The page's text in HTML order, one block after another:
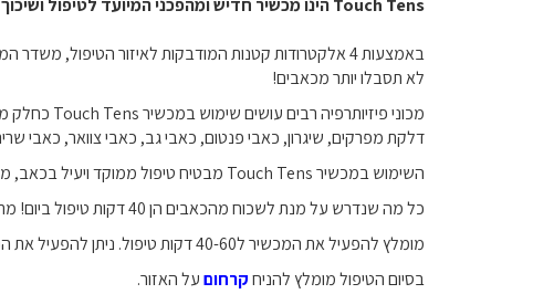
Touch Tens הינו מכשיר חדיש ומהפכני המיועד לטיפול ושיכוך כאבים מסוגים רבים.
באמצעות 4 אלקטרודות קטנות המודבקות לאיזור הטיפול,
לא תסבלו יותר מכאבים!
מכוני פיזיותרפיה רבים עושים שימוש במכשיר Touch Tens כחלק משגרת הטיפולים ולהקלה על מגוון רחב של כאבים. בין הכאבים בהם מטפל המכשיר:
דלקת מפרקים, שיגרון, כאבי פנטום, כאבי גב, כאבי צוואר, כאבי
השימוש במכשיר Touch Tens מבטיח טיפול ממוקד ויעיל בכאב, ממש כמו במכון פיזיותרפיה, אצלך בבית ובזמן המתאים לך!
כל מה שנדרש על מנת לשכוח מהכאבים הן 40 דקות טיפול ביום! מתי שנוח לך ובמקום שנוח לך!
מומלץ להפעיל את המכשיר ל40-60 דקות טיפול. ניתן להפעיל את המכשיר מספר פעמים ביום אך יש לעשות הפסקה של שעה וחצי לפחות בין טיפול לטיפול.
בסיום הטיפול מומלץ להניחקרחוםעל האזור.